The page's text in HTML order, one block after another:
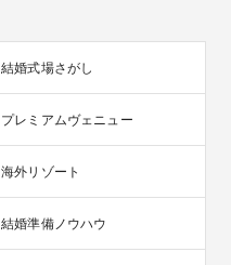
結婚式場さがし
プレミアムヴェニュー
海外リゾート
結婚準備ノウハウ